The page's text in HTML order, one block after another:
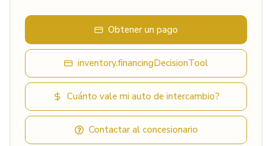
Obtener un pago
inventory.financingDecisionTool
Cuánto vale mi auto de intercambio?
Contactar al concesionario